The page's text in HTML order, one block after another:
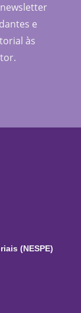
e
às
(NESPE)